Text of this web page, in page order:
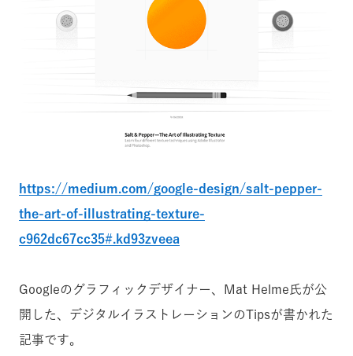
https://medium.com/google-design/salt-pepper-
the-art-of-illustrating-texture-
c962dc67cc35#.kd93zveea
Googleのグラフィックデザイナー、Mat Helme氏が公
開した、デジタルイラストレーションのTipsが書かれた
記事です。